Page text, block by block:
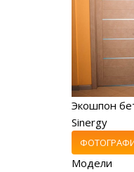
Экошпон
Sinergy
Модели